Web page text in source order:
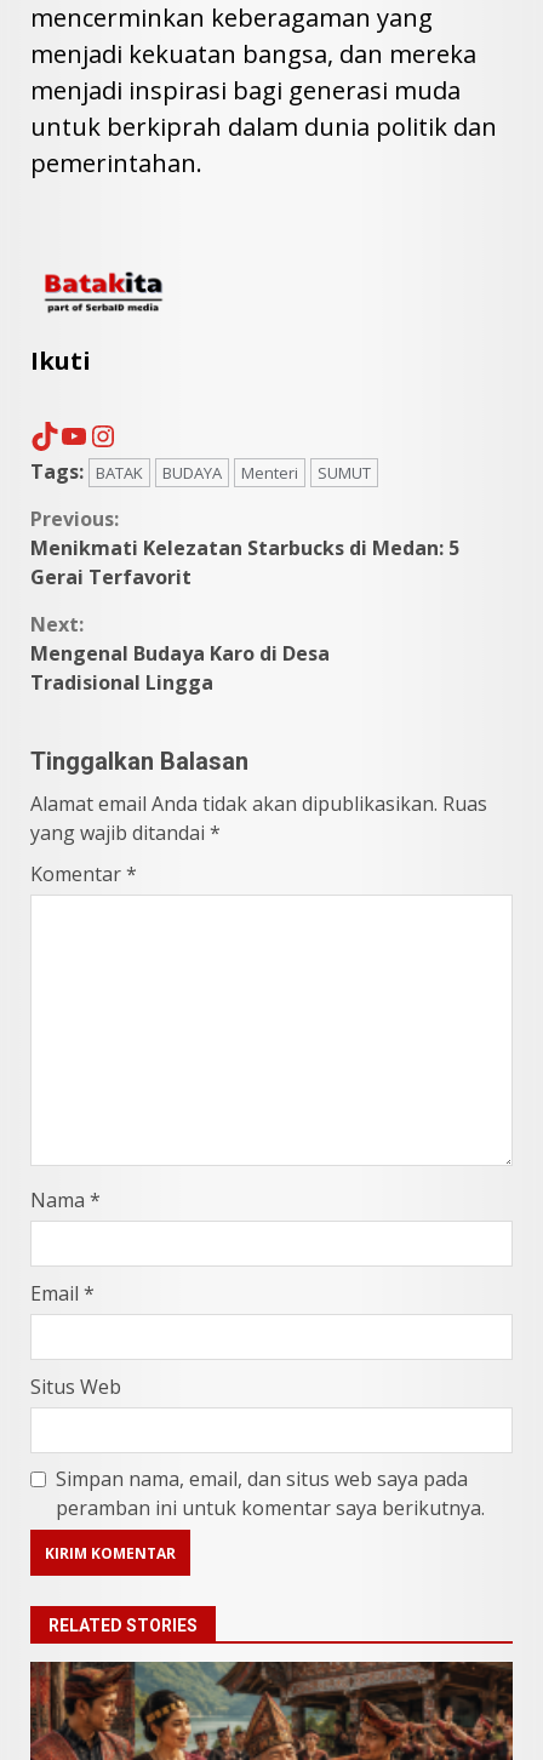
mencerminkan keberagaman yang
menjadi kekuatan bangsa, dan mereka
menjadi inspirasi bagi generasi muda
untuk berkiprah dalam dunia politik dan
pemerintahan.
Ikuti
TikTok
YouTube
Instagram
Tags: BATAK BUDAYA Menteri SUMUT
Continue
Reading
Previous:
Menikmati Kelezatan Starbucks di Medan: 5
Gerai Terfavorit
Next:
Mengenal Budaya Karo di Desa
Tradisional Lingga
Tinggalkan Balasan
Alamat email Anda tidak akan dipublikasikan. Ruas
yang wajib ditandai *
Komentar*
Nama *
Email *
Situs Web
Simpan nama, email, dan situs web saya pada
peramban ini untuk komentar saya berikutnya.
RELATED STORIES